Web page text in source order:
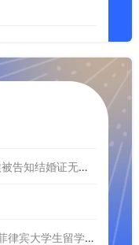
申请了菲律宾结婚证，但办理13A的时候被告知结婚证无效是为什么？
菲律宾大学生留学项目和留学院校推荐(菲律宾大学生留学推荐)